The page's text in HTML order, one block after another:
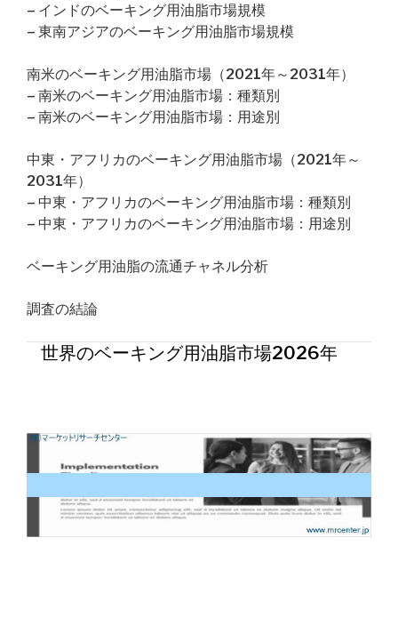
– インドのベーキング用油脂市場規模
– 東南アジアのベーキング用油脂市場規模
南米のベーキング用油脂市場（2021年～2031年）
– 南米のベーキング用油脂市場：種類別
– 南米のベーキング用油脂市場：用途別
中東・アフリカのベーキング用油脂市場（2021年～
2031年）
– 中東・アフリカのベーキング用油脂市場：種類別
– 中東・アフリカのベーキング用油脂市場：用途別
ベーキング用油脂の流通チャネル分析
調査の結論
世界のベーキング用油脂市場2026年